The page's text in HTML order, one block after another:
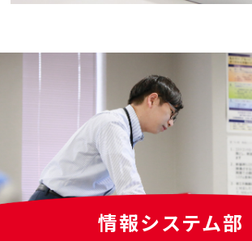
情報システム部